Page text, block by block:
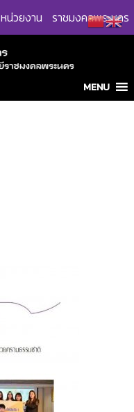
หน่วยงาน ราชมงคลพระนคร
MENU